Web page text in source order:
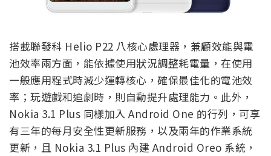
搭載聯發科 Helio P22 八核心處理器，兼顧效能與電
池效率兩方面，能依據使用狀況調整耗電量，在使用
一般應用程式時減少運轉核心，確保最佳化的電池效
率；玩遊戲和追劇時，則自動提升處理能力。此外，
Nokia 3.1 Plus 同樣加入 Android One 的行列，可享
有三年的每月安全性更新服務，以及兩年的作業系統
更新，且 Nokia 3.1 Plus 內建 Android Oreo 系統，